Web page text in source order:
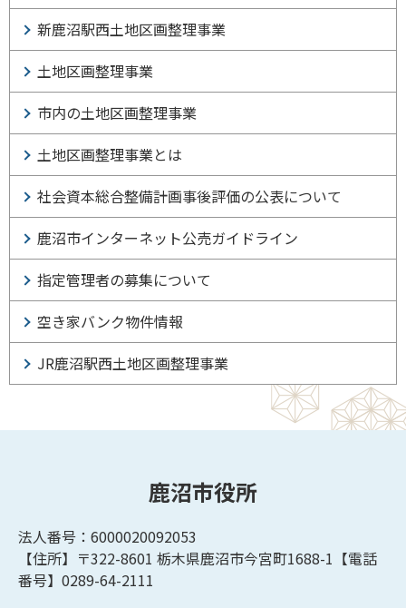
新鹿沼駅西土地区画整理事業
土地区画整理事業
市内の土地区画整理事業
土地区画整理事業とは
社会資本総合整備計画事後評価の公表について
鹿沼市インターネット公売ガイドライン
指定管理者の募集について
空き家バンク物件情報
JR鹿沼駅西土地区画整理事業
鹿沼市役所
法人番号：6000020092053
【住所】〒322-8601 栃木県鹿沼市今宮町1688-1【電話
番号】0289-64-2111